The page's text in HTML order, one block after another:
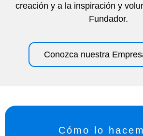
creación y a la inspiración y
Fundador.
Conozca nuestra
Cómo lo